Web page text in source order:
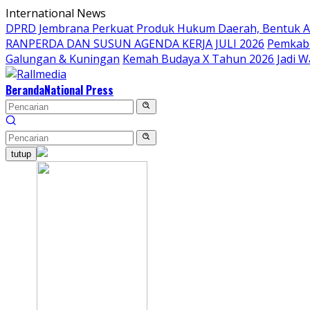
Langsung
ke
konten
International News
DPRD Jembrana Perkuat Produk Hukum Daerah, Bentuk
RANPERDA DAN SUSUN AGENDA KERJA JULI 2026
Galungan & Kuningan Kemah Budaya X Tahun 2026 Jadi
BerandaNational Press
tutup